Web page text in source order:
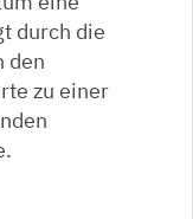
durch die
den
zu einer